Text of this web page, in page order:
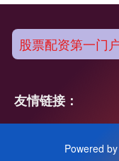
股票配资第一门
友情链接：
Powered by